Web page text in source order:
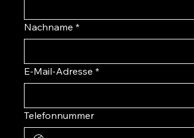
Nachname *
E-Mail-Adresse *
Telefonnummer